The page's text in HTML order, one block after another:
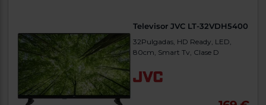
Televisor JVC LT-32VDH5400
32Pulgadas, HD Ready, LED,
80cm, Smart Tv, Clase D